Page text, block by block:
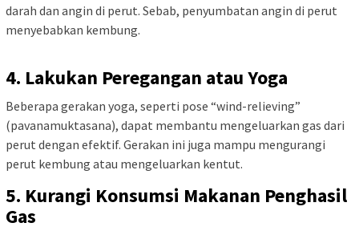
darah dan angin di perut. Sebab, penyumbatan angin di perut
menyebabkan kembung.
4. Lakukan Peregangan atau Yoga
Beberapa gerakan yoga, seperti pose “wind-relieving”
(pavanamuktasana), dapat membantu mengeluarkan gas dari
perut dengan efektif. Gerakan ini juga mampu mengurangi
perut kembung atau mengeluarkan kentut.
5. Kurangi Konsumsi Makanan Penghasil
Gas